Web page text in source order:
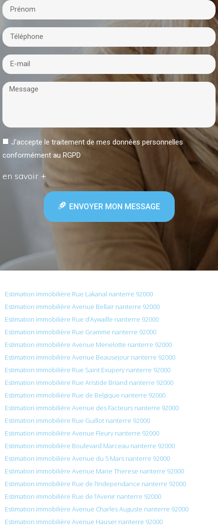
J'accepte le traitement de mes données personnelles
conformément au RGPD
en savoir +
ENVOYER MON MESSAGE
Estimation immobilière Rue Lakanal nanterre 92000
Estimation immobilière Avenue Bellair nanterre 92000
Estimation immobilière Rue d’Aywaille nanterre 92000
Estimation immobilière Rue Gramme nanterre 92000
Estimation immobilière Avenue Menelotte nanterre 92000
Estimation immobilière Avenue Beausejour nanterre 92000
Estimation immobilière Rue Saint Exupery nanterre 92000
Estimation immobilière Rue Aristide Briand nanterre 92000
Estimation immobilière Rue de Belgique nanterre 92000
Estimation immobilière Avenue des Facteurs nanterre 92000
Estimation immobilière Rue Guillot nanterre 92000
Estimation immobilière Avenue Fleury nanterre 92000
Estimation immobilière Boulevard Marceau nanterre 92000
Estimation immobilière Avenue du 5 Mars nanterre 92000
Estimation immobilière Avenue Marie Therese nanterre 92000
Estimation immobilière Rue de l’Independance nanterre 92000
Estimation immobilière Rue de l’Avenir nanterre 92000
Estimation immobilière Avenue Charles Auguste nanterre 92000
Estimation immobilière Avenue Hauser nanterre 92000